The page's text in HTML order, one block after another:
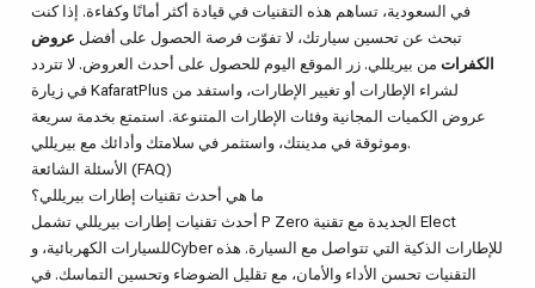
في السعودية، تساهم هذه التقنيات في قيادة أكثر أمانًا وكفاءة. إذا كنت
تبحث عن تحسين سيارتك، لا تفوّت فرصة الحصول على أفضل عروض
الكفرات من بيريللي. زر الموقع اليوم للحصول على أحدث العروض. لا تتردد
في زيارة KafaratPlus
عروض الكميات المجانية وفئات الإطارات المتنوعة. استمتع بخدمة سريعة
وموثوقة في مدينتك، واستثمر في سلامتك وأدائك مع بيريللي.
الأسئلة الشائعة (FAQ)
ما هي أحدث تقنيات إطارات بيريللي؟
أحدث تقنيات إطارات بيريللي تشمل P Zero الجديدة مع تقنية Elect
للسيارات الكهربائية، وCyber للإطارات الذكية التي تتواصل مع السيارة. هذه
التقنيات تحسن الأداء والأمان، مع تقليل الضوضاء وتحسين التماسك. في